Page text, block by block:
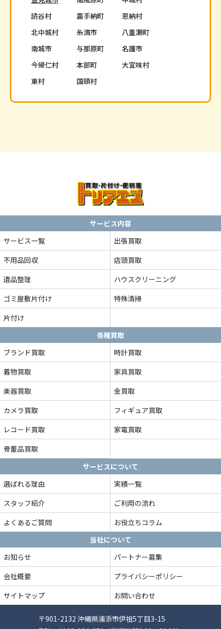
読谷村
嘉手納町
恩納村
北中城村
糸満市
八重瀬町
南城市
与那原町
名護市
今帰仁村
本部町
大宜味村
東村
国頭村
サービス内容
サービス一覧
出張買取
不用品回収
店頭買取
遺品整理
ハウスクリーニング
ゴミ屋敷片付け
特殊清掃
片付け
各種買取
ブランド買取
時計買取
着物買取
家具買取
楽器買取
金買取
カメラ買取
フィギュア買取
レコード買取
家電買取
骨董品買取
サービスについて
選ばれる理由
実績一覧
スタッフ紹介
ご利用の流れ
よくあるご質問
お役立ちコラム
当社について
お知らせ
パートナー募集
会社概要
プライバシーポリシー
サイトマップ
お問い合わせ
〒901-2132 沖縄県浦添市伊祖5丁目3-15